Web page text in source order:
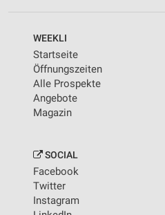
WEEKLI
Startseite
Öffnungszeiten
Alle Prospekte
Angebote
Magazin
SOCIAL
Facebook
Twitter
Instagram